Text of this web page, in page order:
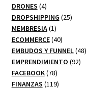
productos
DRONES 44
productos
DROPSHIPPING 2525
MEMBRESIA 11
producto
ECOMMERCE 4040
productos
EMBUDOS Y FUNNEL 4848
EMPRENDIMIENTO 9292
FACEBOOK 7878
productos
FINANZAS 119119